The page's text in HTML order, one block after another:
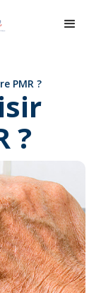
PMR ?
?